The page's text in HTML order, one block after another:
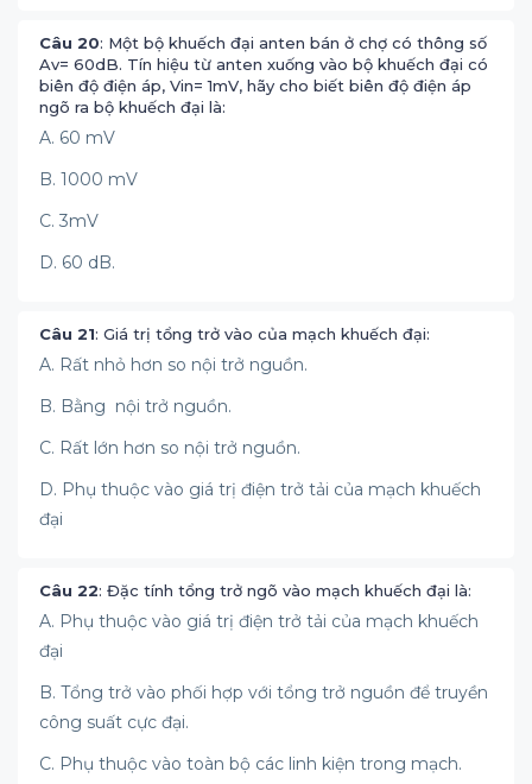
Câu 20: Một bộ khuếch đại anten bán ở chợ có thông số
Av= 60dB. Tín hiệu từ anten xuống vào bộ khuếch đại có
biên độ điện áp, Vin= 1mV, hãy cho biết biên độ điện áp
ngõ ra bộ khuếch đại là:
A. 60 mV
B. 1000 mV
C. 3mV
D. 60 dB.
Câu 21: Giá trị tổng trở vào của mạch khuếch đại:
A. Rất nhỏ hơn so nội trở nguồn.
B. Bằng nội trở nguồn.
C. Rất lớn hơn so nội trở nguồn.
D. Phụ thuộc vào giá trị điện trở tải của mạch khuếch
đại
Câu 22: Đặc tính tổng trở ngõ vào mạch khuếch đại là:
A. Phụ thuộc vào giá trị điện trở tải của mạch khuếch
đại
B. Tổng trở vào phối hợp với tổng trở nguồn để truyền
công suất cực đại.
C. Phụ thuộc vào toàn bộ các linh kiện trong mạch.